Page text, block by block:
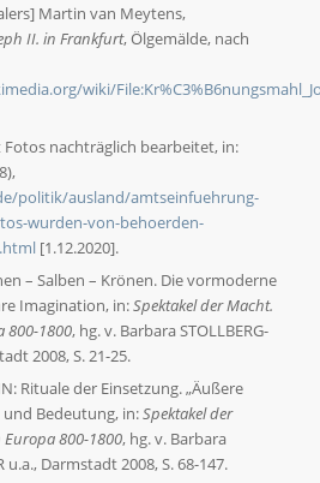
Martin van Meytens,
II. in Frankfurt, Ölgemälde, nach
wiki/
Fotos nachträglich bearbeitet, in:
politik/ausland/amtseinfuehrung-
wurden-von-behoerden-
[1.12.2020].
– Salben – Krönen. Die vormoderne
Imagination, in:Spektakel der Macht.
800-1800, hg. v. Barbara STOLLBERG-
2008, S. 21-25.
Rituale der Einsetzung. „Äußere
Bedeutung, in:Spektakel der
800-1800, hg. v. Barbara
u.a., Darmstadt 2008, S. 68-147.